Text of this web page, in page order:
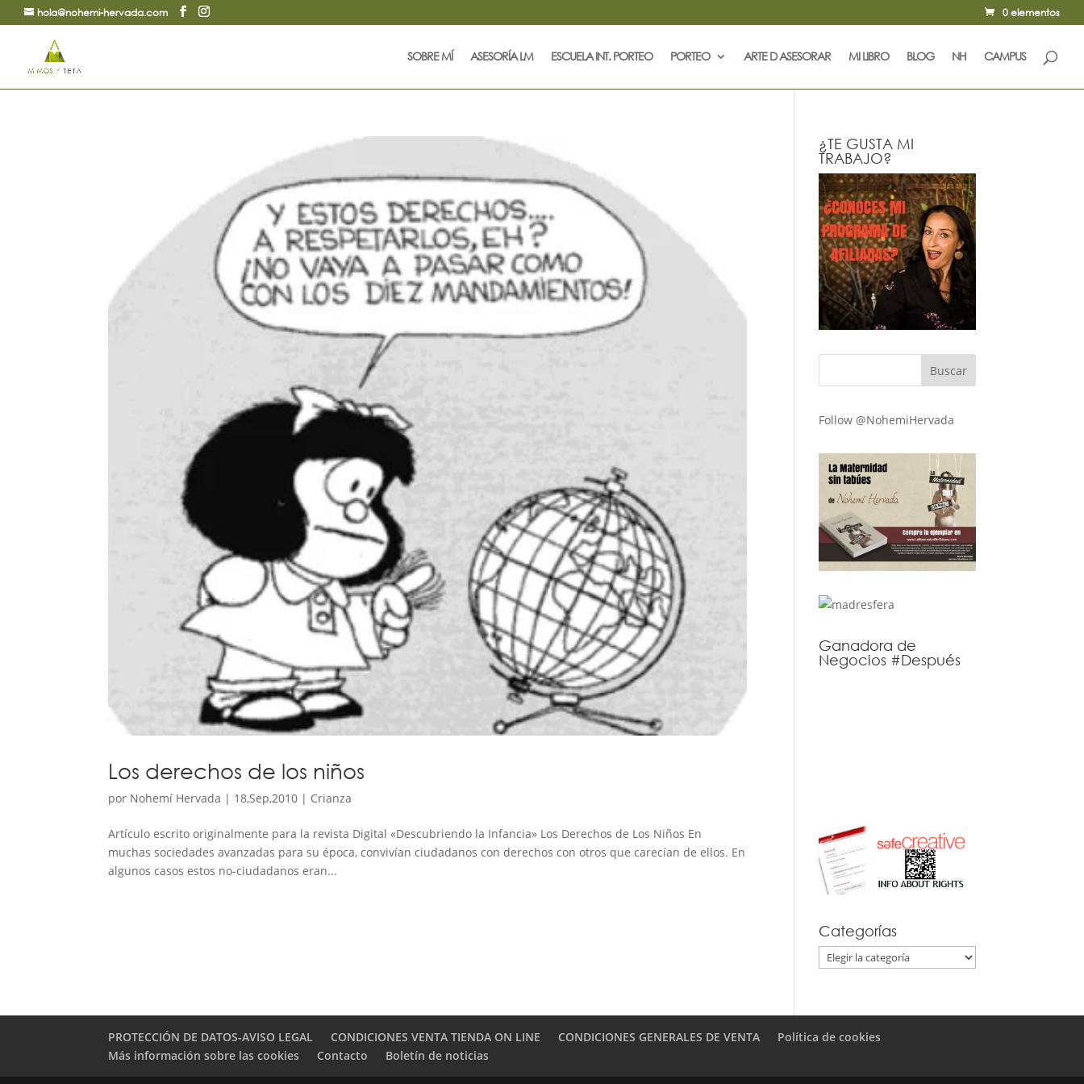
hola@nohemi-hervada.com 0 elementos
SOBRE MÍ ASESORÍA LM ESCUELA INT. PORTEO PORTEO ARTE D ASESORAR MI LIBRO BLOG NH CAMPUS
Los derechos de los niños
por Nohemí Hervada | 18,Sep,2010 | Crianza
Artículo escrito originalmente para la revista Digital «Descubriendo la Infancia» Los Derechos de Los Niños En
muchas sociedades avanzadas para su época, convivían ciudadanos con derechos con otros que carecían de ellos. En
algunos casos estos no-ciudadanos eran...
¿TE GUSTA MI
TRABAJO?
Follow @NohemiHervada
Ganadora de
Negocios #Después
Categorías
Categorías
PROTECCIÓN DE DATOS-AVISO LEGAL CONDICIONES VENTA TIENDA ON LINE CONDICIONES GENERALES DE VENTA
Política de cookies
Más información sobre las cookies
Contacto Boletín de noticias